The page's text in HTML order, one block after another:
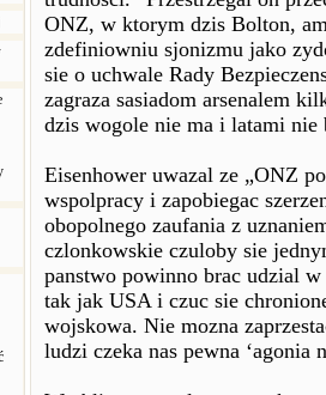
ONZ, w ktorym dzis Bolton,
zdefiniowniu sjonizmu jako
sie o uchwale Rady
zagraza sasiadom arsenalem
dzis wogole nie ma i latami nie
Eisenhower uwazal ze „ONZ
wspolpracy i zapobiegac
obopolnego zaufania z
czlonkowskie czuloby sie
panstwo powinno brac udzial
tak jak USA i czuc sie
wojskowa. Nie mozna
ludzi czeka nas pewna ‘agonia